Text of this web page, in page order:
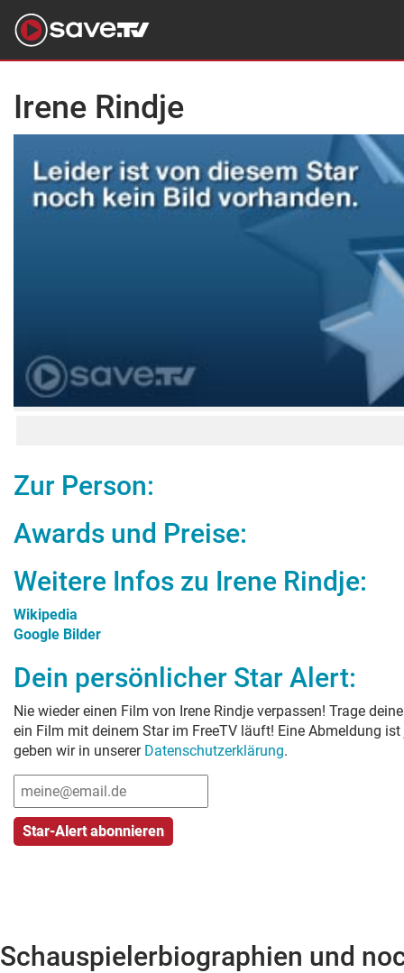
Irene Rindje
Zur Person:
Awards und Preise:
Weitere Infos zu Irene Rindje:
Wikipedia
Google Bilder
Dein persönlicher Star Alert:
Nie wieder einen Film von Irene Rindje verpassen! Trage
ein Film mit deinem Star im FreeTV läuft! Eine Abmeldung
geben wir in unserer Datenschutzerklärung.
Schauspielerbiographien und